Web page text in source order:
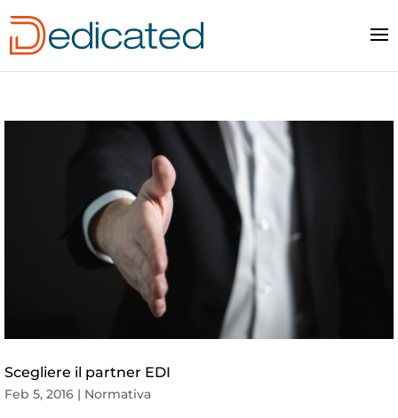
Scegliere il partner EDI
Feb 5, 2016 | Normativa